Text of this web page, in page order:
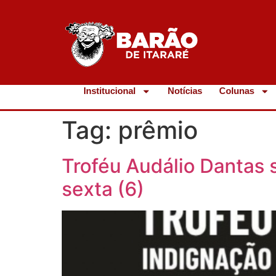
Institucional Notícias Colunas
Tag: prêmio
Troféu Audálio Dantas
sexta (6)